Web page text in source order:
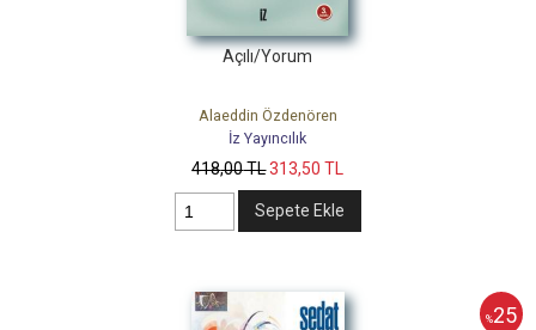
Açılı/Yorum
Alaeddin Özdenören
İz Yayıncılık
418,00TL313,50 TL
Sepete Ekle
%25